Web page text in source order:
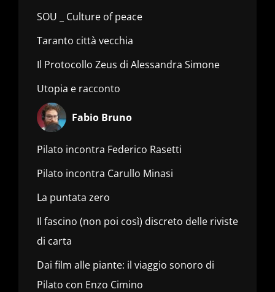
SOU _ Culture of peace
Taranto città vecchia
Il Protocollo Zeus di Alessandra Simone
Utopia e racconto
Fabio Bruno
Pilato incontra Federico Rasetti
Pilato incontra Carullo Minasi
La puntata zero
Il fascino (non poi così) discreto delle riviste
di carta
Dai film alle piante: il viaggio sonoro di
Pilato con Enzo Cimino